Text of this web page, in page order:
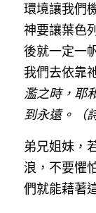
環境讓我們
神要讓葉色
後就一定一
我們去依靠
濫之時，耶
到永遠。（
弟兄姐妹，
浪，不要懼
們就能藉著